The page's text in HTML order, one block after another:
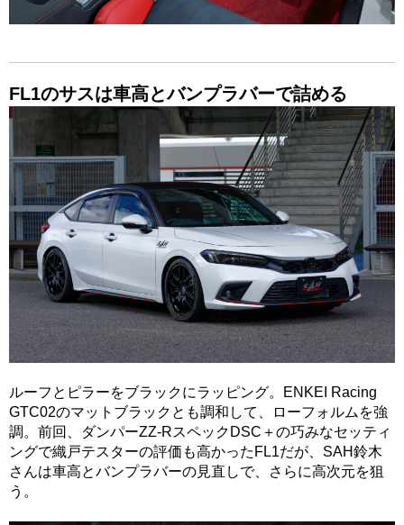
FL1のサスは車高とバンプラバーで詰める
ルーフとピラーをブラックにラッピング。ENKEI Racing
GTC02のマットブラックとも調和して、ローフォルムを強
調。前回、ダンパーZZ-RスペックDSC＋の巧みなセッティ
ングで織戸テスターの評価も高かったFL1だが、SAH鈴木
さんは車高とバンプラバーの見直しで、さらに高次元を狙
う。